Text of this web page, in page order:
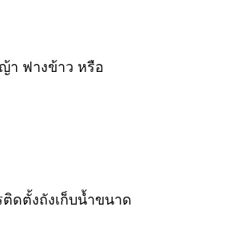
า ฟางข้าว หรือ
ดตั้งถังเก็บน้ำขนาด